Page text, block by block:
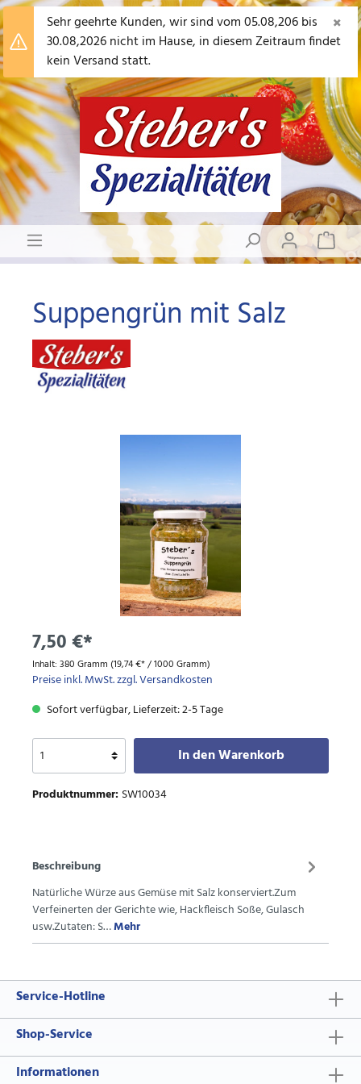
Sehr geehrte Kunden, wir sind vom 05.08,206 bis
30.08,2026 nicht im Hause, in diesem Zeitraum findet
kein Versand statt.
×
Suppengrün mit Salz
7,50 €*
Inhalt: 380 Gramm (19,74 €* / 1000 Gramm)
Preise inkl. MwSt. zzgl. Versandkosten
Sofort verfügbar, Lieferzeit: 2-5 Tage
In den Warenkorb
Produktnummer: SW10034
Beschreibung
Natürliche Würze aus Gemüse mit Salz konserviert.Zum
Verfeinerten der Gerichte wie, Hackfleisch Soße, Gulasch
usw.Zutaten: S…Mehr
Service-Hotline
Shop-Service
Informationen